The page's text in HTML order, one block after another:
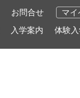
お問合せ マイ
入学案内 体験